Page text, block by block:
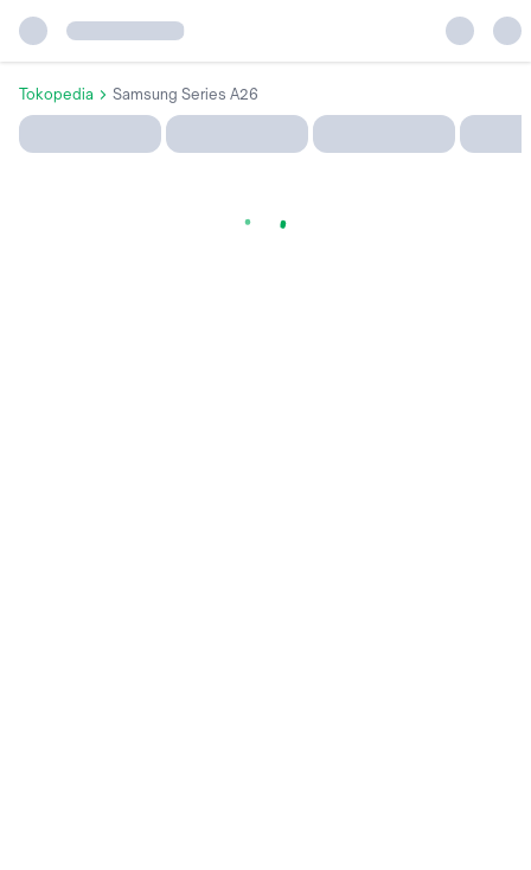
Tokopedia Samsung Series A26